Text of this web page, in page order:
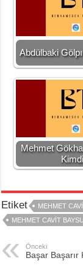
Abdülbaki
Mehmet
Etiket MEHMET
MEHMET CAVIT
Önceki
Başar Başarır